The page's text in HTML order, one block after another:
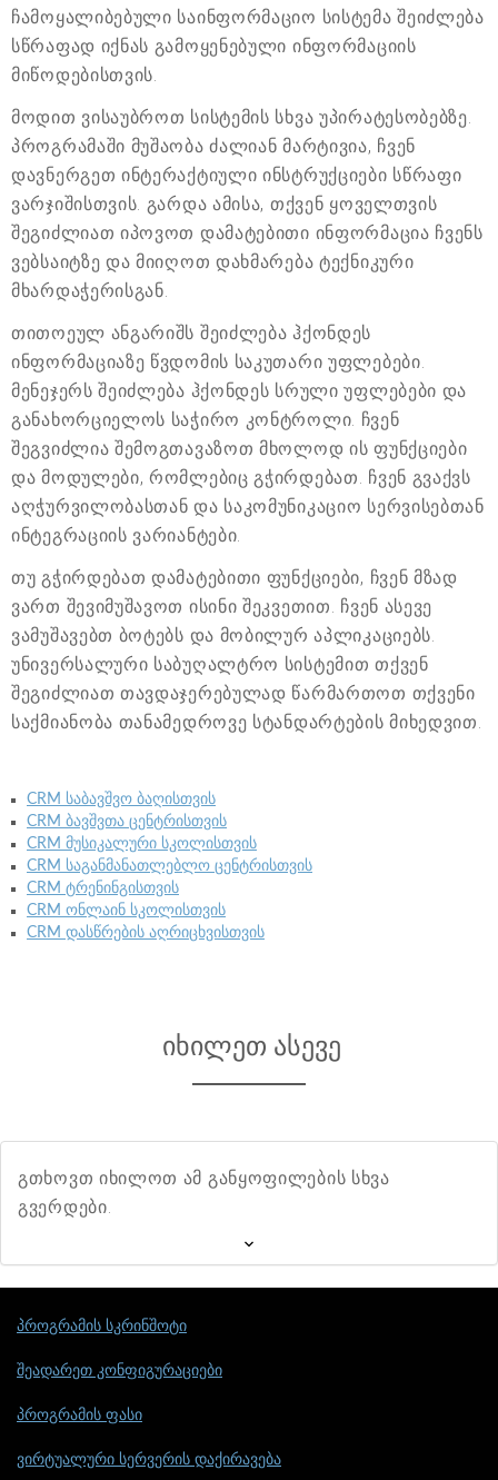
ჩამოყალიბებული საინფორმაციო სისტემა შეიძლება
სწრაფად იქნას გამოყენებული ინფორმაციის
მიწოდებისთვის.
მოდით ვისაუბროთ სისტემის სხვა უპირატესობებზე.
პროგრამაში მუშაობა ძალიან მარტივია, ჩვენ
დავნერგეთ ინტერაქტიული ინსტრუქციები სწრაფი
ვარჯიშისთვის. გარდა ამისა, თქვენ ყოველთვის
შეგიძლიათ იპოვოთ დამატებითი ინფორმაცია ჩვენს
ვებსაიტზე და მიიღოთ დახმარება ტექნიკური
მხარდაჭერისგან.
თითოეულ ანგარიშს შეიძლება ჰქონდეს
ინფორმაციაზე წვდომის საკუთარი უფლებები.
მენეჯერს შეიძლება ჰქონდეს სრული უფლებები და
განახორციელოს საჭირო კონტროლი. ჩვენ
შეგვიძლია შემოგთავაზოთ მხოლოდ ის ფუნქციები
და მოდულები, რომლებიც გჭირდებათ. ჩვენ გვაქვს
აღჭურვილობასთან და საკომუნიკაციო სერვისებთან
ინტეგრაციის ვარიანტები.
თუ გჭირდებათ დამატებითი ფუნქციები, ჩვენ მზად
ვართ შევიმუშავოთ ისინი შეკვეთით. ჩვენ ასევე
ვამუშავებთ ბოტებს და მობილურ აპლიკაციებს.
უნივერსალური საბუღალტრო სისტემით თქვენ
შეგიძლიათ თავდაჯერებულად წარმართოთ თქვენი
საქმიანობა თანამედროვე სტანდარტების მიხედვით.
CRM საბავშვო ბაღისთვის
CRM ბავშვთა ცენტრისთვის
CRM მუსიკალური სკოლისთვის
CRM საგანმანათლებლო ცენტრისთვის
CRM ტრენინგისთვის
CRM ონლაინ სკოლისთვის
CRM დასწრების აღრიცხვისთვის
იხილეთ ასევე
გთხოვთ იხილოთ ამ განყოფილების სხვა
გვერდები.
პროგრამის სკრინშოტი
შეადარეთ კონფიგურაციები
პროგრამის ფასი
ვირტუალური სერვერის დაქირავება